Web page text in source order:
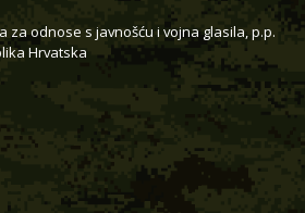
za odnose s javnošću i vojna glasila, p.p.
Hrvatska